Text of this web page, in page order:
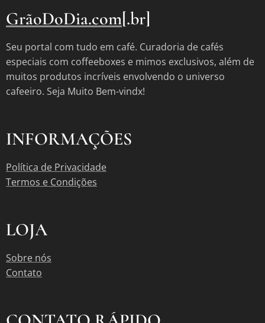
GrãoDoDia.com[.br]
Seu portal com tudo em café. Curadoria de cafés
especiais com coffeeboxes e mimos exclusivos, além de
muitos produtos incríveis envolvendo o universo
cafeeiro. Seja Muito Bem-vindx!
INFORMAÇÕES
Política de Privacidade
Termos e Condições
LOJA
Sobre nós
Contato